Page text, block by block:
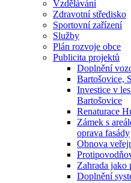
Vzdělávání
Zdravotní středisko
Sportovní zařízení
Služby
Plán rozvoje obce
Publicita projektů
Doplnění
Bartošovice,
Investice v
Bartošovice
Renaturace
Zámek s
oprava fasády
Obnova
Zahrada jako
Doplnění